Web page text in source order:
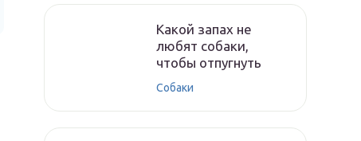
Какой запах не
любят собаки,
чтобы отпугнуть
Собаки